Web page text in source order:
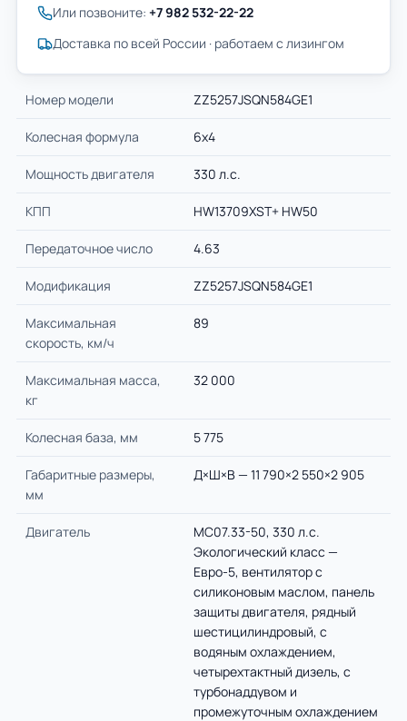
Или позвоните: +7 982 532-22-22
Доставка по всей России · работаем с лизингом
Номер модели ZZ5257JSQN584GE1
Колесная формула 6х4
Мощность двигателя 330 л.с.
КПП HW13709XST+ HW50
Передаточное число 4.63
Модификация ZZ5257JSQN584GE1
Максимальная
скорость, км/ч
89
Максимальная масса,
кг
32 000
Колесная база, мм 5 775
Габаритные размеры,
мм
Д×Ш×В — 11 790×2 550×2 905
Двигатель
MC07.33-50, 330 л.с.
Экологический класс —
Евро-5, вентилятор с
силиконовым маслом, панель
защиты двигателя, рядный
шестицилиндровый, с
водяным охлаждением,
четырехтактный дизель, с
турбонаддувом и
промежуточным охлаждением